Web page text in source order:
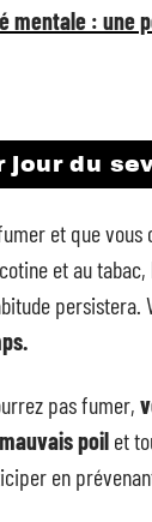
mentale : une
jour du
et que vous
et au
persistera.
pas fumer,
poil et
en